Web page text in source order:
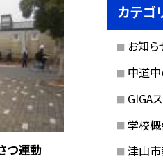
つ運動
カテゴ
お知ら
中道中
GIGA
学校
津山